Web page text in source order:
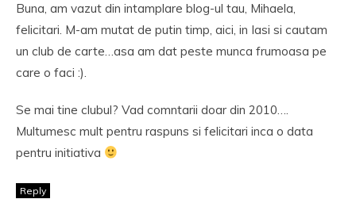
Buna, am vazut din intamplare blog-ul tau, Mihaela,
felicitari. M-am mutat de putin timp, aici, in Iasi si cautam
un club de carte…asa am dat peste munca frumoasa pe
care o faci :).
Se mai tine clubul? Vad comntarii doar din 2010….
Multumesc mult pentru raspuns si felicitari inca o data
pentru initiativa
Reply